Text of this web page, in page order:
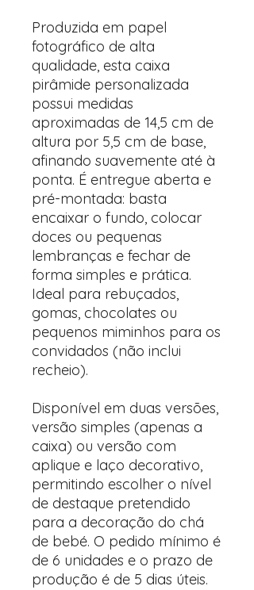
Produzida em papel
fotográfico de alta
qualidade, esta caixa
pirâmide personalizada
possui medidas
aproximadas de 14,5 cm de
altura por 5,5 cm de base,
afinando suavemente até à
ponta. É entregue aberta e
pré-montada: basta
encaixar o fundo, colocar
doces ou pequenas
lembranças e fechar de
forma simples e prática.
Ideal para rebuçados,
gomas, chocolates ou
pequenos miminhos para os
convidados (não inclui
recheio).
Disponível em duas versões,
versão simples (apenas a
caixa) ou versão com
aplique e laço decorativo,
permitindo escolher o nível
de destaque pretendido
para a decoração do chá
de bebé. O pedido mínimo é
de 6 unidades e o prazo de
produção é de 5 dias úteis.